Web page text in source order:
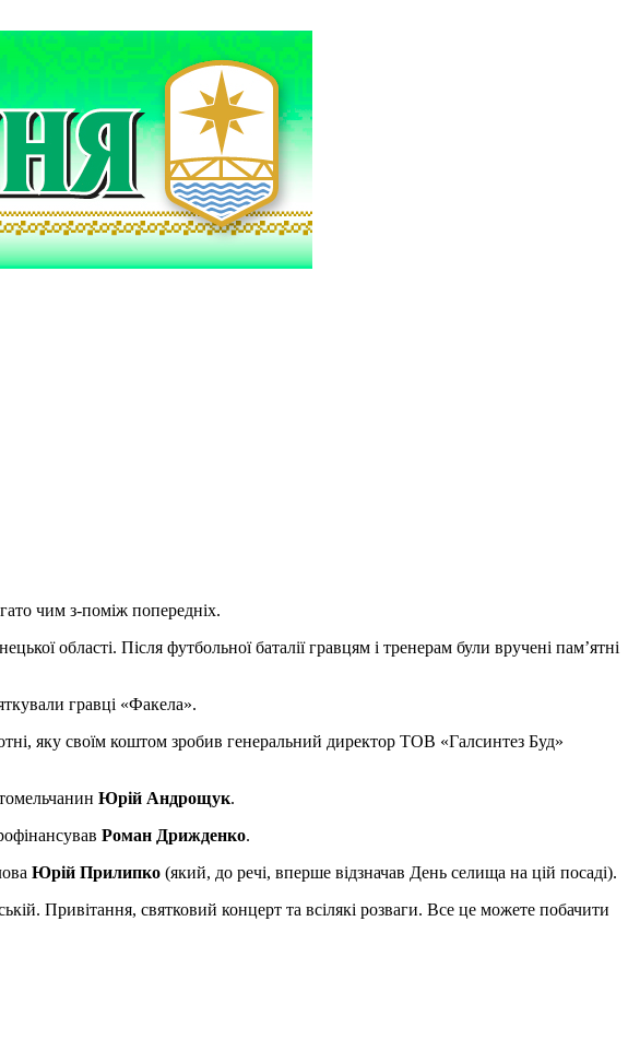
чим з-поміж попередніх.
області. Після футбольної баталії гравцям і тренерам були вручені пам’ятні
гравці «Факела».
яку своїм коштом зробив генеральний директор ТОВ «Галсинтез Буд»
Юрій Андрощук.
Роман Дрижденко.
Юрій Прилипко (який, до речі, вперше відзначав День селища на цій посаді).
Привітання, святковий концерт та всілякі розваги. Все це можете побачити